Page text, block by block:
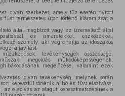
olyan szerkezet, amely tűz esetén nyitott
füst természetes úton történő kiáramlását a
által megbízott vagy az üzemeltető által
és ismeretekkel, eszközökkel,
személy, aki végrehajtja az időszakos
a javítást,
tevékenységek összessége,
megoldás működőképességének,
megelőzése, valamint ezek
olyan tevékenység, melynek során
keresztül történik a hő és füst elszívása,
az elszívás az alagút keresztmetszetének a